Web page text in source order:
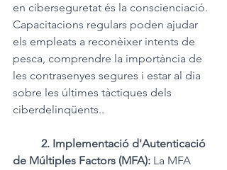
en ciberseguretat és la conscienciació.
Capacitacions regulars poden ajudar
els empleats a reconèixer intents de
pesca, comprendre la importància de
les contrasenyes segures i estar al dia
sobre les últimes tàctiques dels
ciberdelinqüents..
2. Implementació d'Autenticació
de Múltiples Factors (MFA): La MFA